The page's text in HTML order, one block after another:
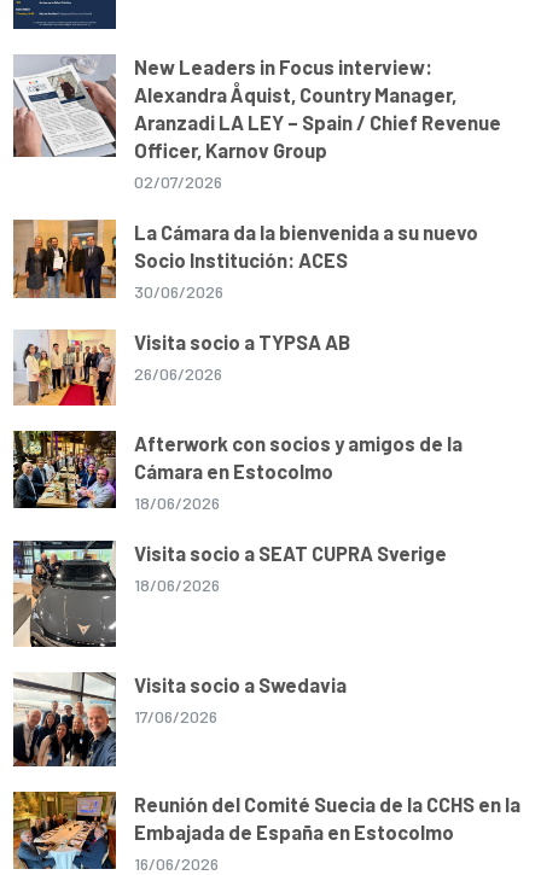
New Leaders in Focus interview:
Alexandra Åquist, Country Manager,
Aranzadi LA LEY – Spain / Chief Revenue
Officer, Karnov Group
02/07/2026
La Cámara da la bienvenida a su nuevo
Socio Institución: ACES
30/06/2026
Visita socio a TYPSA AB
26/06/2026
Afterwork con socios y amigos de la
Cámara en Estocolmo
18/06/2026
Visita socio a SEAT CUPRA Sverige
18/06/2026
Visita socio a Swedavia
17/06/2026
Reunión del Comité Suecia de la CCHS en la
Embajada de España en Estocolmo
16/06/2026